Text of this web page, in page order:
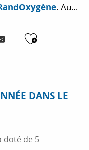
. Au
et Haut Pays
DANS LE
doté de 5